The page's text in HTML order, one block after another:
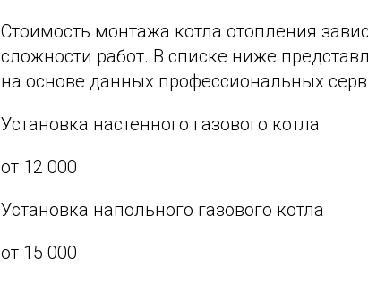
Стоимость монтажа котла отопления
сложности работ. В списке ниже
на основе данных профессиональных
Установка настенного газового котла
от 12 000
Установка напольного газового котла
от 15 000